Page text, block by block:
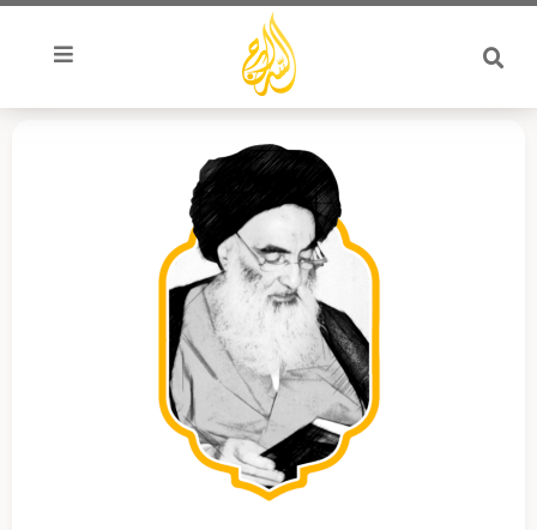
تخطي
المحتوى